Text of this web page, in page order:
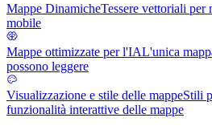
Mappe DinamicheTessere vettoriali per
mobile
Mappe ottimizzate per l'IAL'unica
possono leggere
Visualizzazione e stile delle mappeStili
funzionalità interattive delle mappe